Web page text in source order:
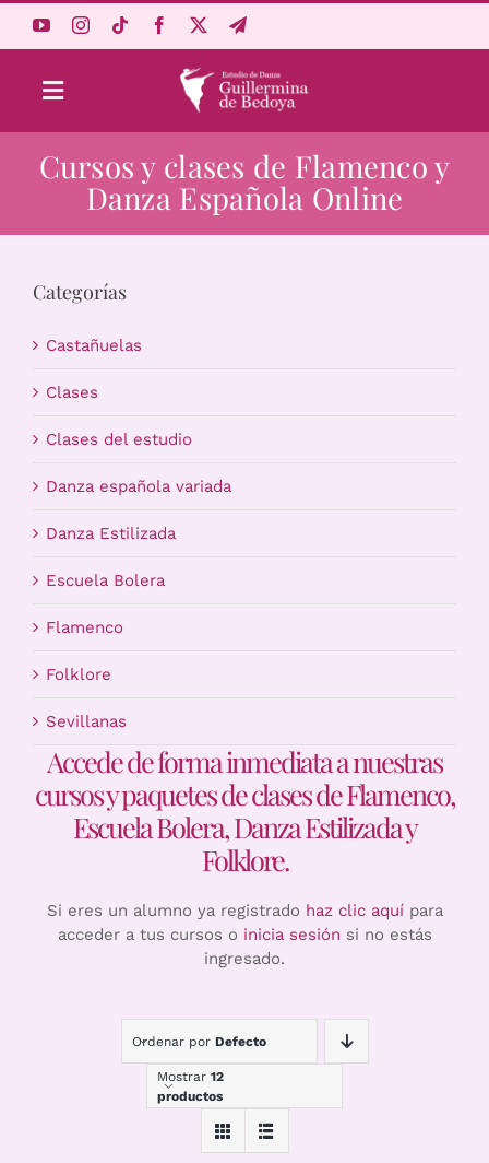
Toggle
Navigation
Aprende Online
Estudio
Carrito
Cursos y clases de Flamenco y
Danza Española Online
Categorías
Castañuelas
Clases
Clases del estudio
Danza española variada
Danza Estilizada
Escuela Bolera
Flamenco
Folklore
Sevillanas
Accede de forma inmediata a nuestras
cursos y paquetes de clases de Flamenco,
Escuela Bolera, Danza Estilizada y
Folklore.
Si eres un alumno ya registrado haz clic aquípara
acceder a tus cursos o inicia sesión si no estás
ingresado.
Ordenar por Defecto
Mostrar 12
productos